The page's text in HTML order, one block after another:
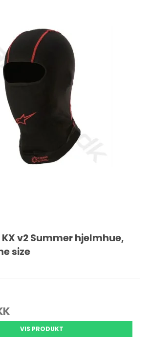
v2 Summer hjelmhue,
size
VIS PRODUKT